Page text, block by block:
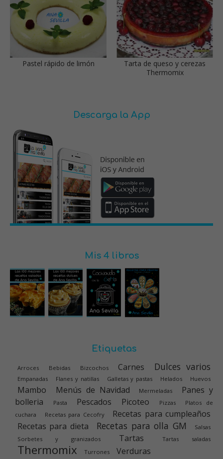
Pastel rápido de limón
Tarta de queso y cerezas
Thermomix
Descarga la App
Mis 4 libros
Etiquetas
Arroces Bebidas Bizcochos Carnes Dulces varios
Empanadas Flanes y natillas Galletas y pastas Helados Huevos
Mambo Menús de Navidad Mermeladas
Panes y
bolleria
Pasta Pescados Picoteo Pizzas
Platos de
cuchara
Recetas para Cecofry
Recetas para cumpleaños
Recetas para dieta
Recetas para olla GM
Salsas
Sorbetes y granizados
Tartas Tartas saladas
Thermomix Turrones Verduras